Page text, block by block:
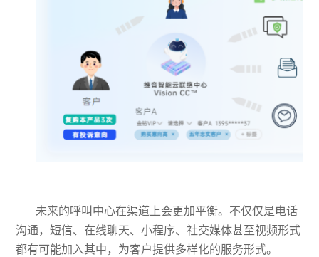
未来的呼叫中心在渠道上会更加平衡。不仅仅是电话
沟通，短信、在线聊天、小程序、社交媒体甚至视频形式
都有可能加入其中，为客户提供多样化的服务形式。